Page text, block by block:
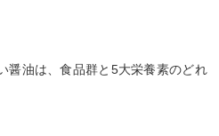
醤油は、食品群と5大栄養素のどれ